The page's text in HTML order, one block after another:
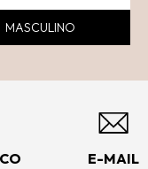
MASCULINO
E-MAIL